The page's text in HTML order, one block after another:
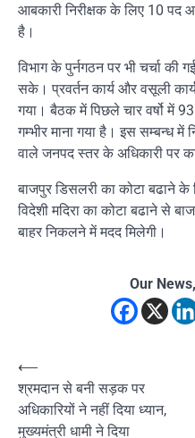
आबकारी निरीक्षक के लिए 10
है।
विभाग के पुर्नगठन पर भी चर्चा की
सके। प्रवर्तन कार्य और वसूली
गया। बैठक में पिछले चार वर्षो में
गम्भीर माना गया है। इस सम्बन्ध में
वाले जनपद स्तर के अधिकारी पर
बाजपुर डिसलरी का कोटा बढाने के
विदेशी मदिरा का कोटा बढाने से
बाहर निकलने में मदद मिलेगी।
Our
Post
navigation
⟵
श्रमदान से बनी सड़क पर
अधिकारियों ने नहीं दिया ध्यान,
मुख्यमंत्री धामी ने दिया